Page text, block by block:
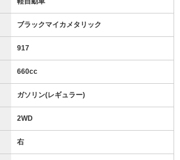
ブラックマイカメタリック
917
660cc
ガソリン(レギュラー)
2WD
右